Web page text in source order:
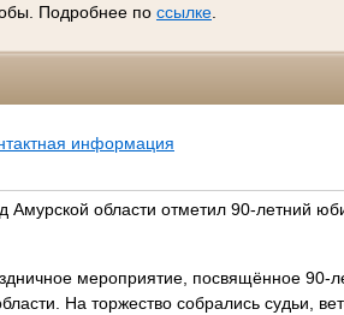
Подробнее по ссылке.
информация
области отметил 90-летний
мероприятие, посвящённое
На торжество собрались судьи,